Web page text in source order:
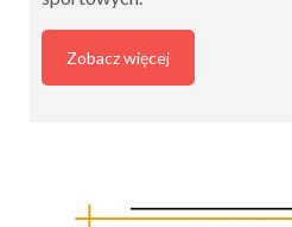
Zobacz więcej